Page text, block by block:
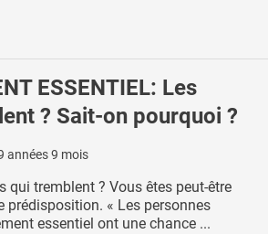
ESSENTIEL: Les
? Sait-on pourquoi ?
années 9 mois
qui tremblent ? Vous êtes peut-être
prédisposition. « Les personnes
essentiel ont une chance ...